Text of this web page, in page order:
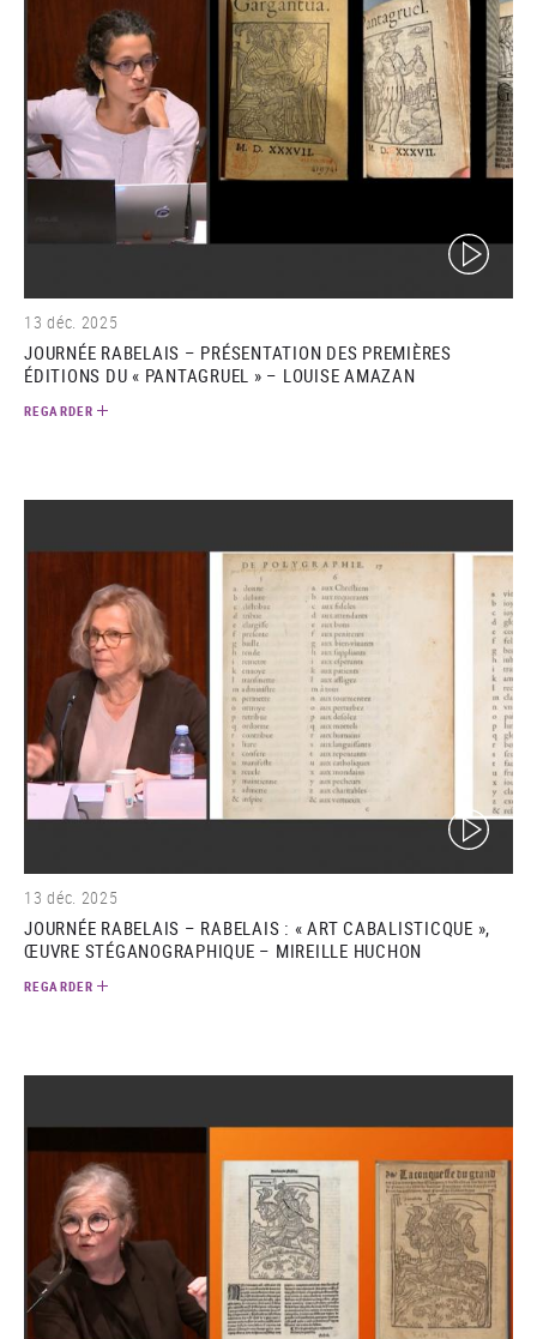
(video)
13 déc. 2025
JOURNÉE RABELAIS – PRÉSENTATION DES PREMIÈRES
ÉDITIONS DU « PANTAGRUEL » – LOUISE AMAZAN
REGARDER
(video)
13 déc. 2025
JOURNÉE RABELAIS – RABELAIS : « ART CABALISTICQUE »,
ŒUVRE STÉGANOGRAPHIQUE – MIREILLE HUCHON
REGARDER